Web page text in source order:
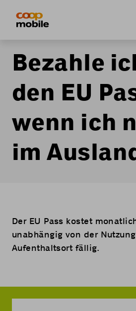
principale
Bezahle
den EU
wenn ich
im
Der EU Pass kostet
unabhängig von der
Aufenthaltsort fällig.